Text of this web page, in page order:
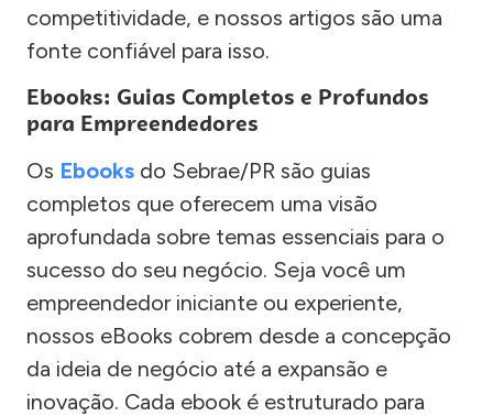
competitividade, e nossos artigos são uma
fonte confiável para isso.
Ebooks: Guias Completos e Profundos
para Empreendedores
Os Ebooks do Sebrae/PR são guias
completos que oferecem uma visão
aprofundada sobre temas essenciais para o
sucesso do seu negócio. Seja você um
empreendedor iniciante ou experiente,
nossos eBooks cobrem desde a concepção
da ideia de negócio até a expansão e
inovação. Cada ebook é estruturado para